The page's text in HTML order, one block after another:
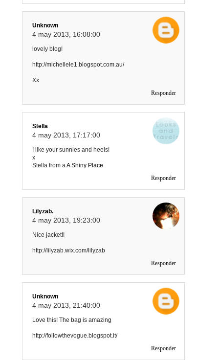
Unknown
4 may 2013, 16:08:00
lovely blog!
http://michellele1.blogspot.com.au/
Xx
Responder
Stella
4 may 2013, 17:17:00
I like your sunnies and heels!
x
Stella from aA Shiny Place
Responder
Lilyzab.
4 may 2013, 19:23:00
Nice jacket!!
http://lilyzab.wix.com/lilyzab
Responder
Unknown
4 may 2013, 21:40:00
Love this! The bag is amazing
http://followthevogue.blogspot.it/
Responder